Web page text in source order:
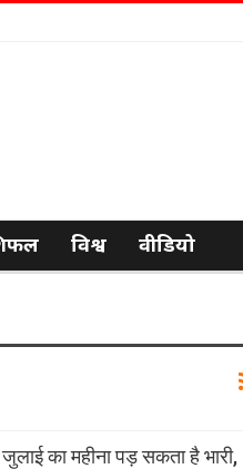
विश्व वीडियो
का महीना पड़ सकता है भारी,